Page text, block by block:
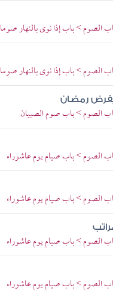
> باب إذا نوى بالنهار صوما
> باب إذا نوى بالنهار صوما
رمضان
الصوم > باب صوم الصبيان
الصوم > باب صيام يوم عاشوراء
الصوم > باب صيام يوم عاشوراء
الصوم > باب صيام يوم عاشوراء
الصوم > باب صيام يوم عاشوراء